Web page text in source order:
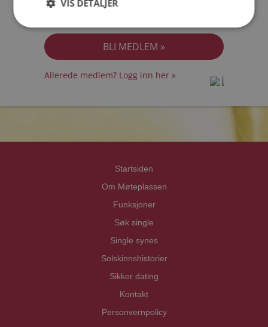
Jeg akseptererMedlemsvilkårene
Allerede medlem? Logg inn her »
Startsiden
Om Møteplassen
Funksjoner
Søk single
Single synes
Solskinnshistorier
Sikker dating
Kontakt
Personvernpolicy
VIS DETALJER